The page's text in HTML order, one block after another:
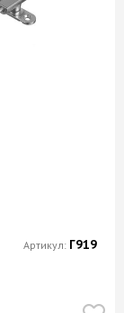
Артикул: Г919